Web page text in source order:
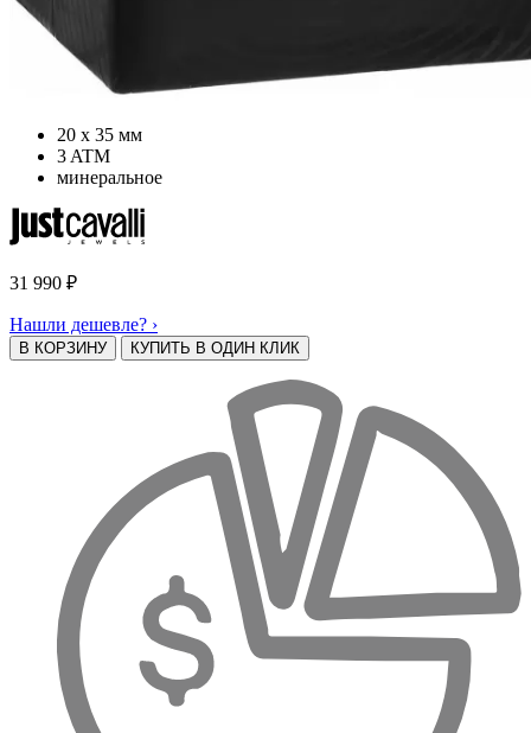
20 х 35 мм
3 ATM
минеральное
31 990 ₽
Нашли дешевле? ›
В КОРЗИНУ КУПИТЬ В ОДИН КЛИК